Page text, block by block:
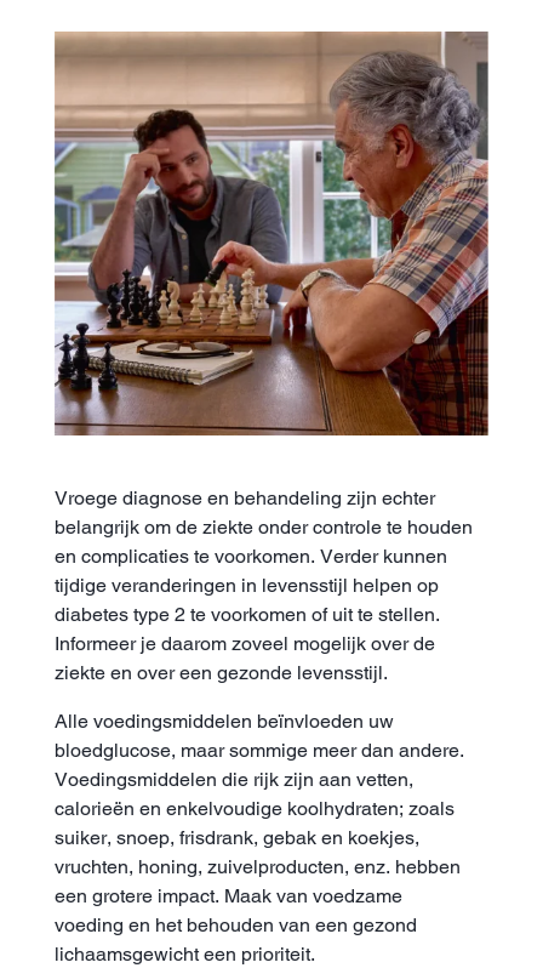
Vroege diagnose en behandeling zijn echter
belangrijk om de ziekte onder controle te houden
en complicaties te voorkomen. Verder kunnen
tijdige veranderingen in levensstijl helpen op
diabetes type 2 te voorkomen of uit te stellen.
Informeer je daarom zoveel mogelijk over de
ziekte en over een gezonde levensstijl.
Alle voedingsmiddelen beïnvloeden uw
bloedglucose, maar sommige meer dan andere.
Voedingsmiddelen die rijk zijn aan vetten,
calorieën en enkelvoudige koolhydraten; zoals
suiker, snoep, frisdrank, gebak en koekjes,
vruchten, honing, zuivelproducten, enz. hebben
een grotere impact. Maak van voedzame
voeding en het behouden van een gezond
lichaamsgewicht een prioriteit.